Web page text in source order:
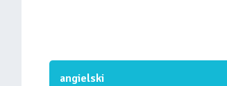
angielski